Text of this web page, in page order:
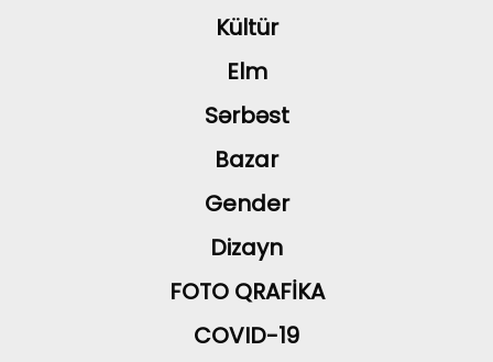
Kültür
Elm
Sərbəst
Bazar
Gender
Dizayn
FOTO QRAFİKA
COVID-19